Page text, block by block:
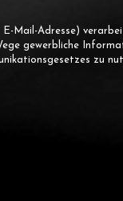
Mail-Adresse)
gewerbliche
zu